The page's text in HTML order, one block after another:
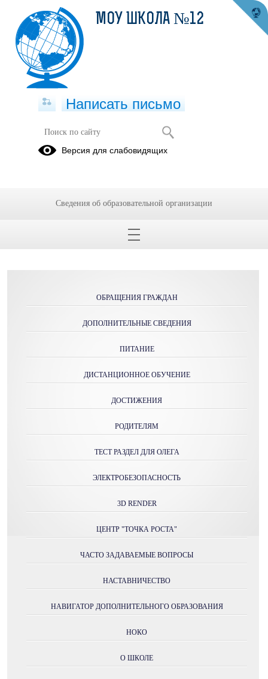
Публикации за 08.07.2026
ОБРАЩЕНИЯ ГРАЖДАН
ДОПОЛНИТЕЛЬНЫЕ СВЕДЕНИЯ
ПИТАНИЕ
ДИСТАНЦИОННОЕ ОБУЧЕНИЕ
ДОСТИЖЕНИЯ
РОДИТЕЛЯМ
ТЕСТ РАЗДЕЛ ДЛЯ ОЛЕГА
ЭЛЕКТРОБЕЗОПАСНОСТЬ
3D RENDER
ЦЕНТР "ТОЧКА РОСТА"
ЧАСТО ЗАДАВАЕМЫЕ ВОПРОСЫ
НАСТАВНИЧЕСТВО
НАВИГАТОР ДОПОЛНИТЕЛЬНОГО ОБРАЗОВАНИЯ
НОКО
О ШКОЛЕ
МОУ ШКОЛА №12
Написать письмо
Версия для слабовидящих
Сведения об образовательной организации